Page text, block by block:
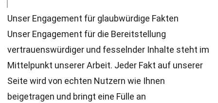
Unser Engagement für glaubwürdige Fakten
Unser Engagement für die Bereitstellung
vertrauenswürdiger und fesselnder Inhalte steht im
Mittelpunkt unserer Arbeit. Jeder Fakt auf unserer
Seite wird von echten Nutzern wie Ihnen
beigetragen und bringt eine Fülle an